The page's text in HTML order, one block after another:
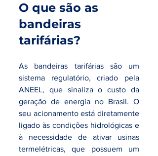
O que são as
bandeiras
tarifárias?
As bandeiras tarifárias são um
sistema regulatório, criado pela
ANEEL, que sinaliza o custo da
geração de energia no Brasil. O
seu acionamento está diretamente
ligado às condições hidrológicas e
à necessidade de ativar usinas
termelétricas, que possuem um